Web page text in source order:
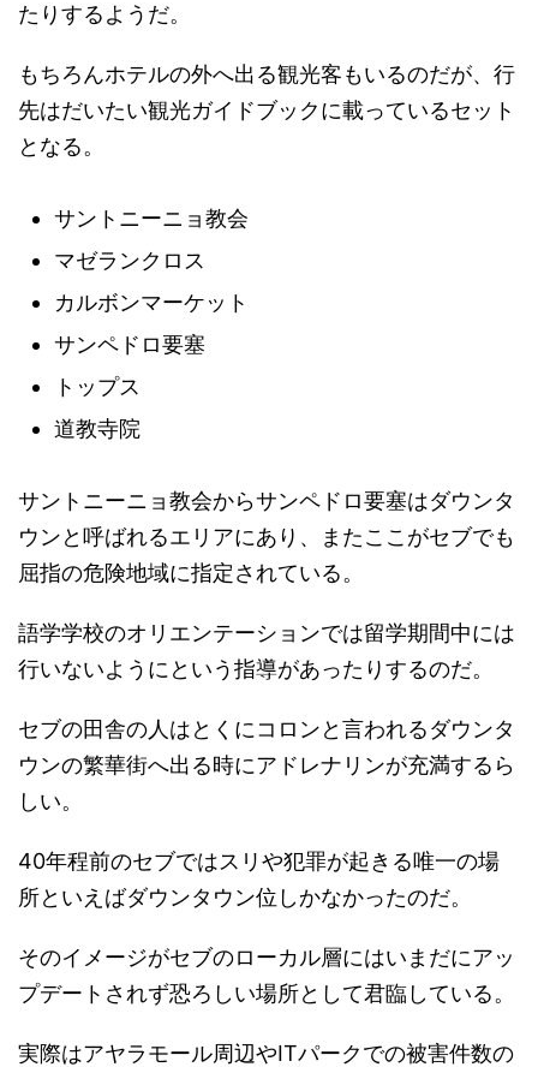
たりするようだ。
もちろんホテルの外へ出る観光客もいるのだが、行
先はだいたい観光ガイドブックに載っているセット
となる。
サントニーニョ教会
マゼランクロス
カルボンマーケット
サンペドロ要塞
トップス
道教寺院
サントニーニョ教会からサンペドロ要塞はダウンタ
ウンと呼ばれるエリアにあり、またここがセブでも
屈指の危険地域に指定されている。
語学学校のオリエンテーションでは留学期間中には
行いないようにという指導があったりするのだ。
セブの田舎の人はとくにコロンと言われるダウンタ
ウンの繁華街へ出る時にアドレナリンが充満するら
しい。
40年程前のセブではスリや犯罪が起きる唯一の場
所といえばダウンタウン位しかなかったのだ。
そのイメージがセブのローカル層にはいまだにアッ
プデートされず恐ろしい場所として君臨している。
実際はアヤラモール周辺やITパークでの被害件数の